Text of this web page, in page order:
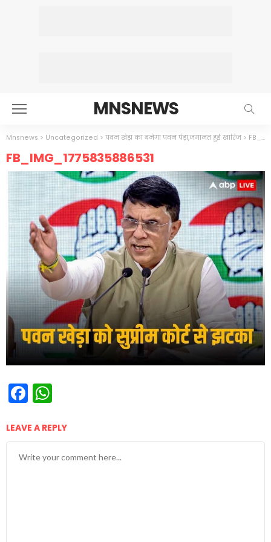
MNSNEWS
Mnsnews > Uncategorized > पवन खेड़ा का बनेगा पवन पेड़ा,जमानत हुई खारिज> FB_IMG_1775835886531
FB_IMG_1775835886531
Facebook
LEAVE A REPLY